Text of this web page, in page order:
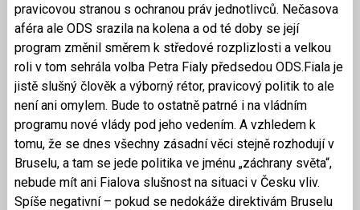
pravicovou stranou s ochranou práv jednotlivců. Nečasova
aféra ale ODS srazila na kolena a od té doby se její
program změnil směrem k středové rozplizlosti a velkou
roli v tom sehrála volba Petra Fialy předsedou ODS.Fiala je
jistě slušný člověk a výborný rétor, pravicový politik to ale
není ani omylem. Bude to ostatně patrné i na vládním
programu nové vlády pod jeho vedením. A vzhledem k
tomu, že se dnes všechny zásadní věci stejně rozhodují v
Bruselu, a tam se jede politika ve jménu „záchrany světa“,
nebude mít ani Fialova slušnost na situaci v Česku vliv.
Spíše negativní – pokud se nedokáže direktivám Bruselu